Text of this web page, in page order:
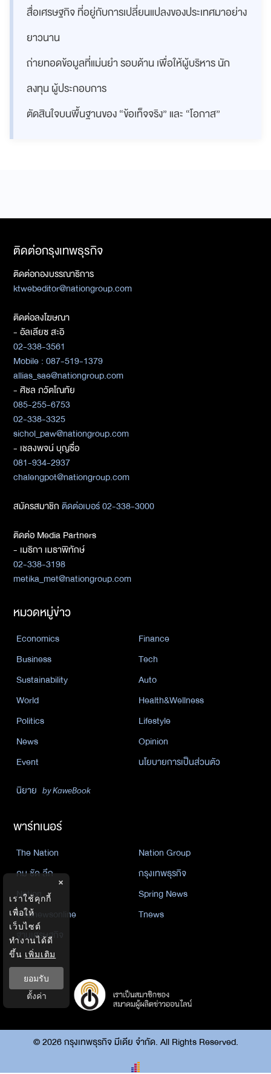
สื่อเศรษฐกิจ ที่อยู่กับการเปลี่ยนแปลงของประเทศมาอย่าง
ยาวนาน
ถ่ายทอดข้อมูลที่แม่นยำ รอบด้าน เพื่อให้ผู้บริหาร นัก
ลงทุน ผู้ประกอบการ
ตัดสินใจบนพื้นฐานของ “ข้อเท็จจริง” และ “โอกาส”
ติดต่อกรุงเทพธุรกิจ
ติดต่อกองบรรณาธิการ
ktwebeditor@nationgroup.com
ติดต่อลงโฆษณา
- อัลเลียซ สะอิ
02-338-3561
Mobile : 087-519-1379
allias_sae@nationgroup.com
- ศิชล ภวัตโณทัย
085-255-6753
02-338-3325
sichol_paw@nationgroup.com
- เชลงพจน์ บุญซื่อ
081-934-2937
chalengpot@nationgroup.com
สมัครสมาชิกติดต่อเบอร์ 02-338-3000
ติดต่อ Media Partners
- เมธิกา เมธาพิทักษ์
02-338-3198
metika_met@nationgroup.com
หมวดหมู่ข่าว
Economics
Finance
Business
Tech
Sustainability
Auto
World
Health&Wellness
Politics
Lifestyle
News
Opinion
Event
นโยบายการเป็นส่วนตัว
นิยาย by KaweBook
พาร์ทเนอร์
The Nation
Nation Group
คม ชัด ลึก
กรุงเทพธุรกิจ
Nation
Spring News
Thainewsonline
Tnews
ฐานเศรษฐกิจ
©2026กรุงเทพธุรกิจ มีเดีย จำกัด. All Rights Reserved.
×
เราใช้คุกกี้
เพื่อให้
เว็บไซต์
ทำงานได้ดี
ขึ้น เพิ่มเติม
ยอมรับ
ตั้งค่า